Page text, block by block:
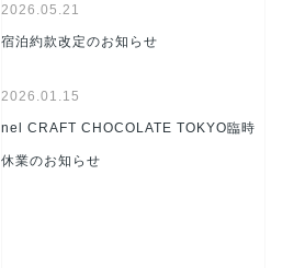
2026.05.21
宿泊約款改定のお知らせ
2026.01.15
nel CRAFT CHOCOLATE TOKYO臨時
休業のお知らせ